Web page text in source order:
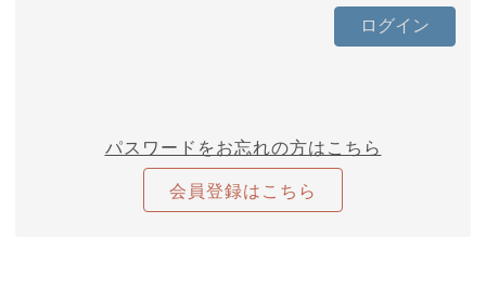
パスワードをお忘れの方はこちら
会員登録はこちら